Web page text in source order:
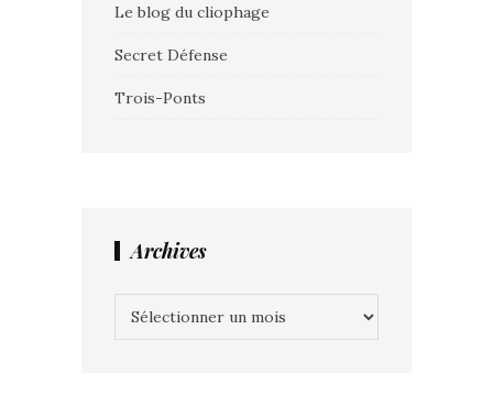
Le blog du cliophage
Secret Défense
Trois-Ponts
Archives